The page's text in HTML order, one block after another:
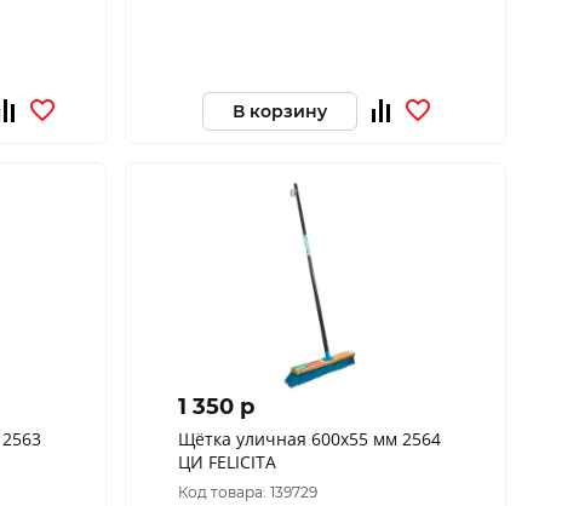
В корзину
1 350 p
Щётка уличная 600х55 мм 2564
ЦИ FELICITA
Код товара: 139729